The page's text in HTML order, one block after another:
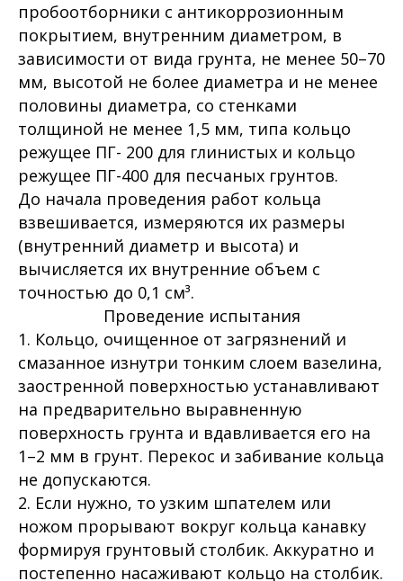
пробоотборники с антикоррозионным
покрытием, внутренним диаметром, в
зависимости от вида грунта, не менее 50–70
мм, высотой не более диаметра и не менее
половины диаметра, со стенками
толщиной не менее 1,5 мм, типа кольцо
режущее ПГ- 200 для глинистых и кольцо
режущее ПГ-400 для песчаных грунтов.
До начала проведения работ кольца
взвешивается, измеряются их размеры
(внутренний диаметр и высота) и
вычисляется их внутренние объем с
точностью до 0,1 см³.
Проведение испытания
1. Кольцо, очищенное от загрязнений и
смазанное изнутри тонким слоем вазелина,
заостренной поверхностью устанавливают
на предварительно выравненную
поверхность грунта и вдавливается его на
1–2 мм в грунт. Перекос и забивание кольца
не допускаются.
2. Если нужно, то узким шпателем или
ножом прорывают вокруг кольца канавку
формируя грунтовый столбик. Аккуратно и
постепенно насаживают кольцо на столбик.